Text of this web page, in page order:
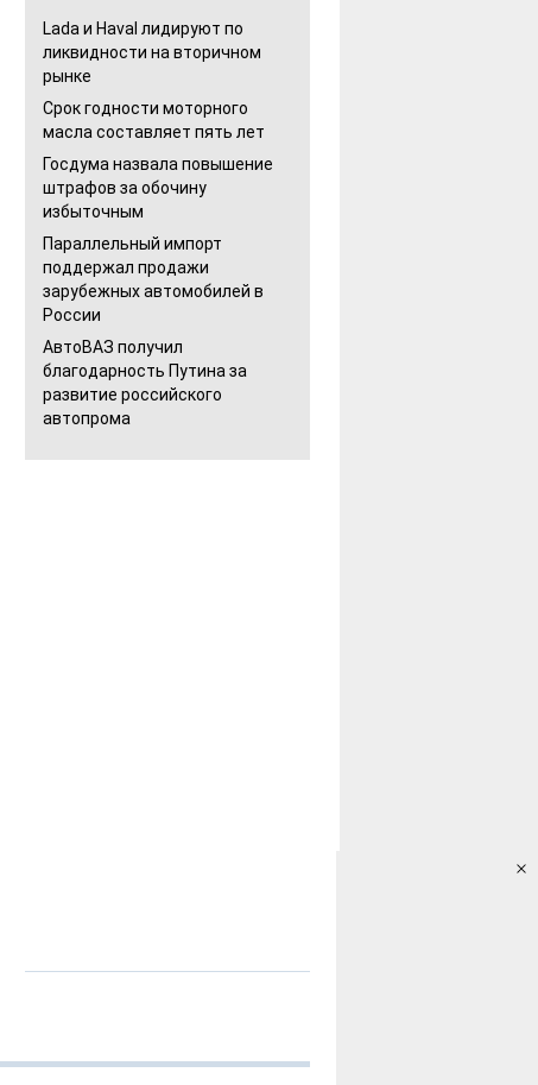
Lada и Haval лидируют по
ликвидности на вторичном
рынке
Срок годности моторного
масла составляет пять лет
Госдума назвала повышение
штрафов за обочину
избыточным
Параллельный импорт
поддержал продажи
зарубежных автомобилей в
России
АвтоВАЗ получил
благодарность Путина за
развитие российского
автопрома